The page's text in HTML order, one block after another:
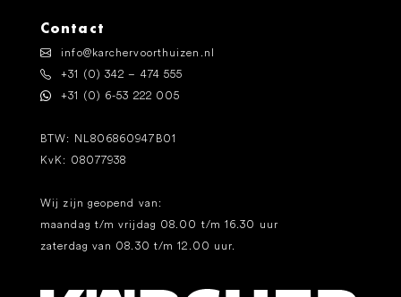
Contact
info@karchervoorthuizen.nl
+31 (0) 342 – 474 555
+31 (0) 6-53 222 005
BTW: NL806860947B01
KvK: 08077938
Wij zijn geopend van:
maandag t/m vrijdag 08.00 t/m 16.30 uur
zaterdag van 08.30 t/m 12.00 uur.